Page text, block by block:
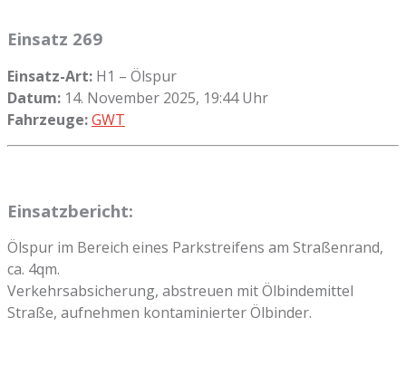
Einsatz 269
Einsatz-Art: H1 – Ölspur
Datum: 14. November 2025, 19:44 Uhr
Fahrzeuge:GWT
Einsatzbericht:
Ölspur im Bereich eines Parkstreifens am Straßenrand,
ca. 4qm.
Verkehrsabsicherung, abstreuen mit Ölbindemittel
Straße, aufnehmen kontaminierter Ölbinder.